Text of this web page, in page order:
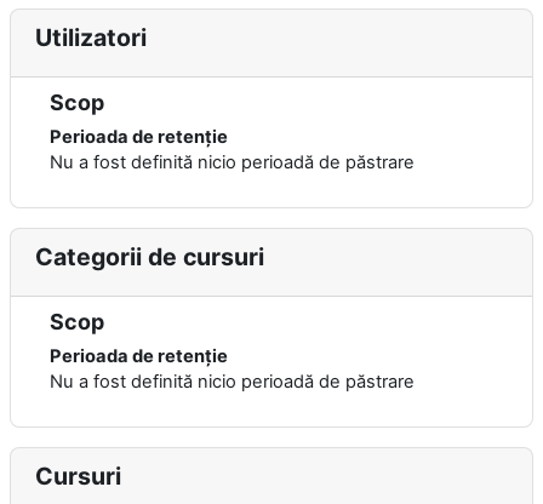
Utilizatori
Scop
Perioada de retenție
Nu a fost definită nicio perioadă de păstrare
Categorii de cursuri
Scop
Perioada de retenție
Nu a fost definită nicio perioadă de păstrare
Cursuri